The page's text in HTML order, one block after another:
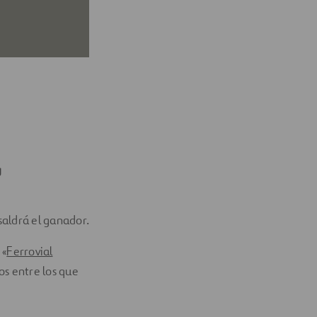
el ganador.
Ferrovial
entre los que